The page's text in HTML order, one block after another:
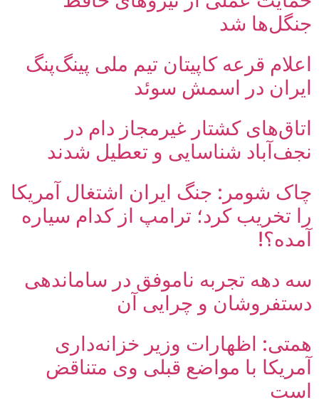
جنگل‌ها شد
اعلام قرعه کاپیتان تیم ملی پینگ‌پنگ
ایران در اسمش سوئد
اتاق‌های کشتار غیرمجاز دام در
نجف‌آباد شناسایی و تعطیل شدند
چاک شومر: جنگ ایران اشتغال آمریکا
را تخریب کرد؛ ترامپ از کدام سیاره
آمده؟!
سه دهه تجربه ناموفق در ساماندهی
دستفروشان و چرایی آن
همتی: اظهارات وزیر خزانه‌داری
آمریکا با مواضع قبلی وی متناقض
است